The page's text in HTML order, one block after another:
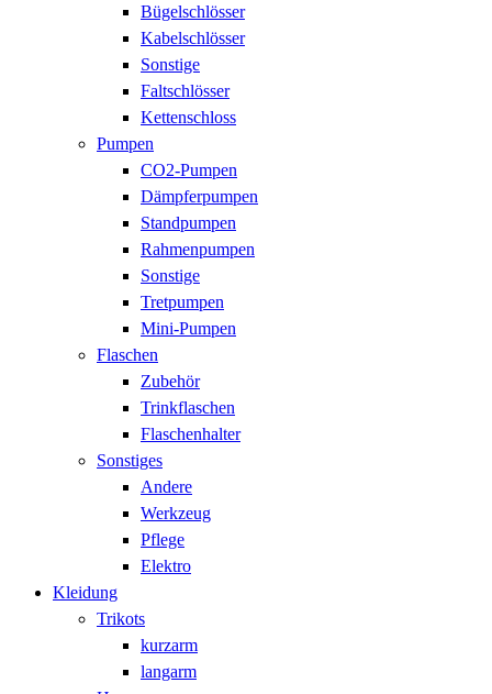
Bügelschlösser
Kabelschlösser
Sonstige
Faltschlösser
Kettenschloss
Pumpen
CO2-Pumpen
Dämpferpumpen
Standpumpen
Rahmenpumpen
Sonstige
Tretpumpen
Mini-Pumpen
Flaschen
Zubehör
Trinkflaschen
Flaschenhalter
Sonstiges
Andere
Werkzeug
Pflege
Elektro
Kleidung
Trikots
kurzarm
langarm